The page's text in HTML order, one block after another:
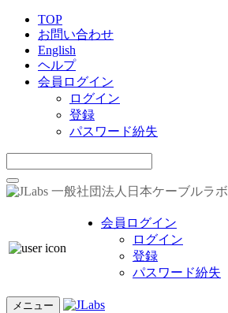
TOP
お問い合わせ
English
ヘルプ
会員ログイン
ログイン
登録
パスワード紛失
一般社団法人日本ケーブルラボ
会員ログイン
ログイン
登録
パスワード紛失
メニュー